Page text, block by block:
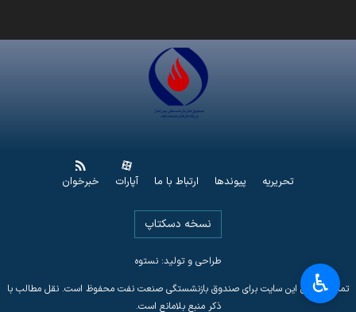
تحریریه پیوندها ارتباط با ما آپارات خبرخوان
نسخه دسکتاپ
طراحی و تولید: نستوه
تمامی حقوق این سایت برای صندوق بازنشستگی صنعت نفت محفوظ است. نقل مطالب با
ذکر منبع بلامانع است.
♿︎